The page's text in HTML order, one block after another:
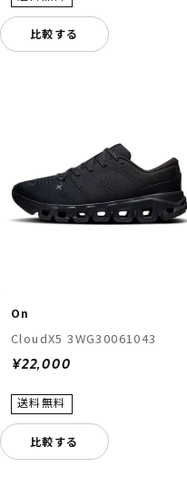
比較する
On
CloudX5 3WG30061043
¥22,000
比較する